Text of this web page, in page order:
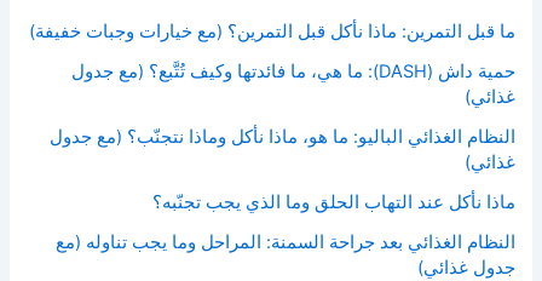
ما قبل التمرين: ماذا نأكل قبل التمرين؟ (مع خيارات وجبات خفيفة)
حمية داش (DASH): ما هي، ما فائدتها وكيف تُتَّبع؟ (مع جدول
غذائي)
النظام الغذائي الباليو: ما هو، ماذا نأكل وماذا نتجنّب؟ (مع جدول
غذائي)
ماذا نأكل عند التهاب الحلق وما الذي يجب تجنّبه؟
النظام الغذائي بعد جراحة السمنة: المراحل وما يجب تناوله (مع
جدول غذائي)